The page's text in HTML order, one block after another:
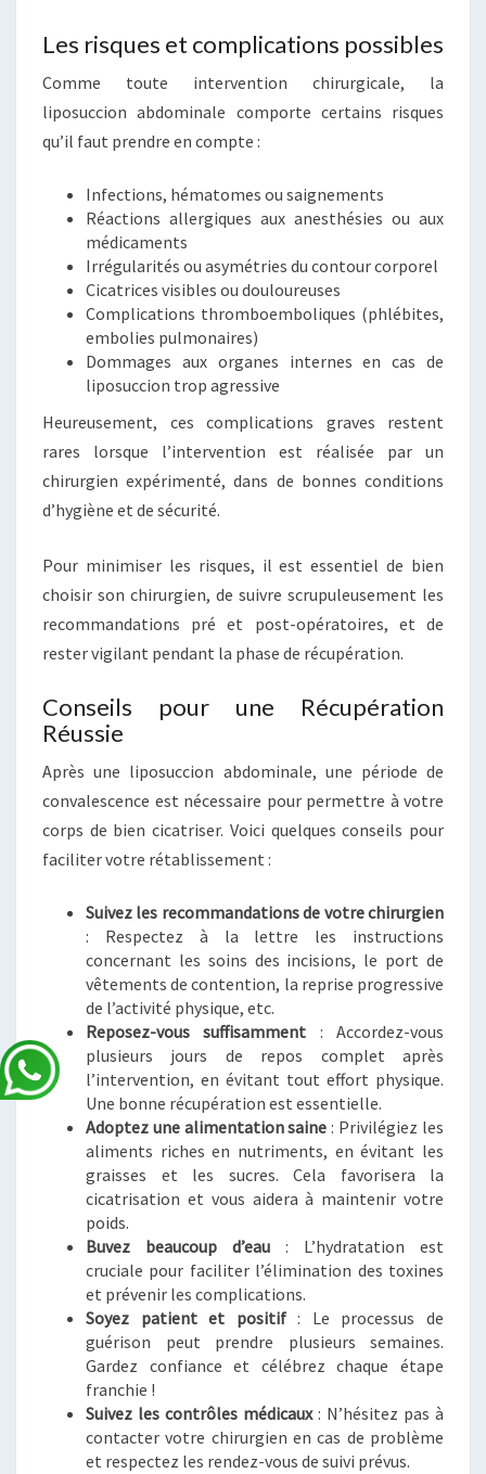
Les risques et complications possibles
Comme toute intervention chirurgicale, la
liposuccion abdominale comporte certains risques
qu’il faut prendre en compte :
Infections, hématomes ou saignements
Réactions allergiques aux anesthésies ou aux
médicaments
Irrégularités ou asymétries du contour corporel
Cicatrices visibles ou douloureuses
Complications thromboemboliques (phlébites,
embolies pulmonaires)
Dommages aux organes internes en cas de
liposuccion trop agressive
Heureusement, ces complications graves restent
rares lorsque l’intervention est réalisée par un
chirurgien expérimenté, dans de bonnes conditions
d’hygiène et de sécurité.
Pour minimiser les risques, il est essentiel de bien
choisir son chirurgien, de suivre scrupuleusement les
recommandations pré et post-opératoires, et de
rester vigilant pendant la phase de récupération.
Conseils pour une Récupération
Réussie
Après une liposuccion abdominale, une période de
convalescence est nécessaire pour permettre à votre
corps de bien cicatriser. Voici quelques conseils pour
faciliter votre rétablissement :
Suivez les recommandations de votre chirurgien
: Respectez à la lettre les instructions
concernant les soins des incisions, le port de
vêtements de contention, la reprise progressive
de l’activité physique, etc.
Reposez-vous suffisamment : Accordez-vous
plusieurs jours de repos complet après
l’intervention, en évitant tout effort physique.
Une bonne récupération est essentielle.
Adoptez une alimentation saine : Privilégiez les
aliments riches en nutriments, en évitant les
graisses et les sucres. Cela favorisera la
cicatrisation et vous aidera à maintenir votre
poids.
Buvez beaucoup d’eau : L’hydratation est
cruciale pour faciliter l’élimination des toxines
et prévenir les complications.
Soyez patient et positif: Le processus de
guérison peut prendre plusieurs semaines.
Gardez confiance et célébrez chaque étape
franchie !
Suivez les contrôles médicaux: N’hésitez pas à
contacter votre chirurgien en cas de problème
et respectez les rendez-vous de suivi prévus.